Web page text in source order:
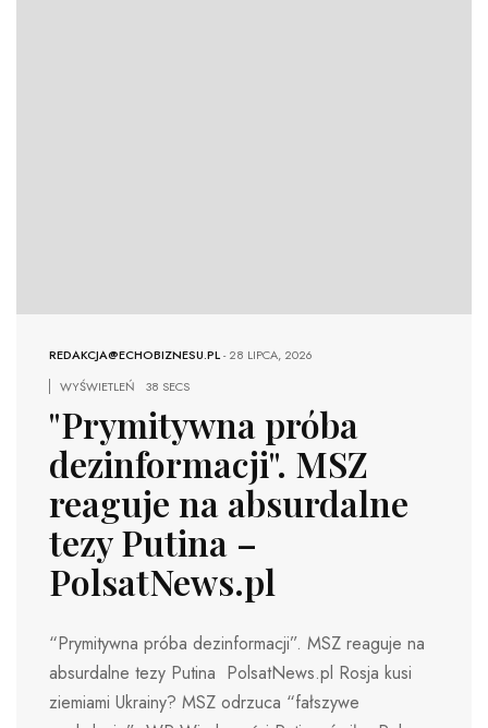
REDAKCJA@ECHOBIZNESU.PL-28 LIPCA, 2026
WYŚWIETLEŃ
38 SECS
"Prymitywna próba
dezinformacji". MSZ
reaguje na absurdalne
tezy Putina –
PolsatNews.pl
“Prymitywna próba dezinformacji”. MSZ reaguje na
absurdalne tezy Putina PolsatNews.pl Rosja kusi
ziemiami Ukrainy? MSZ odrzuca “fałszywe